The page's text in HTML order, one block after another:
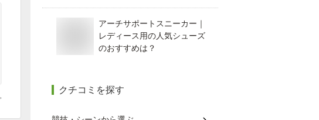
アーチサポートスニーカー｜
レディース用の人気シューズ
のおすすめは？
クチコミを探す